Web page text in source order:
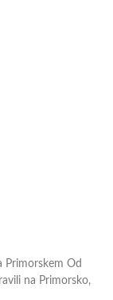
Primorskem Od
na Primorsko,